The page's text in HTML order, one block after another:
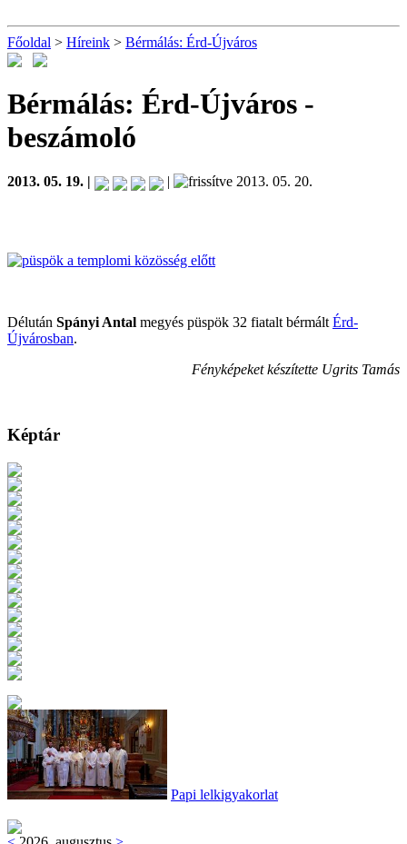
Főoldal > Híreink > Bérmálás: Érd-Újváros
Bérmálás: Érd-Újváros -
beszámoló
2013. 05. 19. | | 2013. 05. 20.
Délután Spányi Antal megyés püspök 32 fiatalt bérmált Érd-
Újvárosban.
Fényképeket készítette Ugrits Tamás
Képtár
Papi lelkigyakorlat